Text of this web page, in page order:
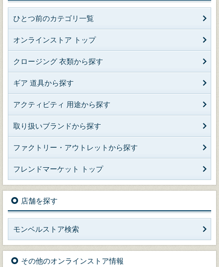
ひとつ前のカテゴリ一覧
オンラインストア トップ
クロージング 衣類から探す
ギア 道具から探す
アクティビティ 用途から探す
取り扱いブランドから探す
ファクトリー・アウトレットから探す
フレンドマーケット トップ
店舗を探す
モンベルストア検索
その他のオンラインストア情報